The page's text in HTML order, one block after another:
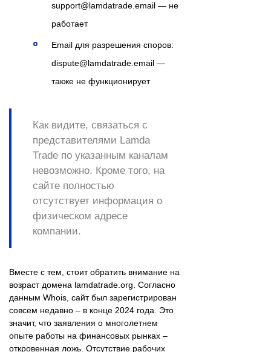
support@lamdatrade.email — не
работает
Email для разрешения споров:
dispute@lamdatrade.email —
также не функционирует
Как видите, связаться с
представителями Lamda
Trade по указанным каналам
невозможно. Кроме того, на
сайте полностью
отсутствует информация о
физическом адресе
компании.
Вместе с тем, стоит обратить внимание на
возраст домена lamdatrade.org. Согласно
данным Whois, сайт был зарегистрирован
совсем недавно – в конце 2024 года. Это
значит, что заявления о многолетнем
опыте работы на финансовых рынках –
откровенная ложь. Отсутствие рабочих